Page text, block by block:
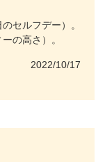
セルフデー）。
の高さ）。
2022/10/17